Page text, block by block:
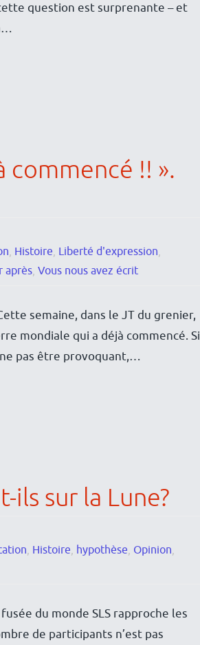
question est surprenante – et
commencé !! ».
, Histoire, Liberté d'expression,
après, Vous nous avez écrit
semaine, dans le JT du grenier,
mondiale qui a déjà commencé. Si
pas être provoquant,…
sur la Lune?
, Histoire, hypothèse, Opinion,
du monde SLS rapproche les
de participants n’est pas